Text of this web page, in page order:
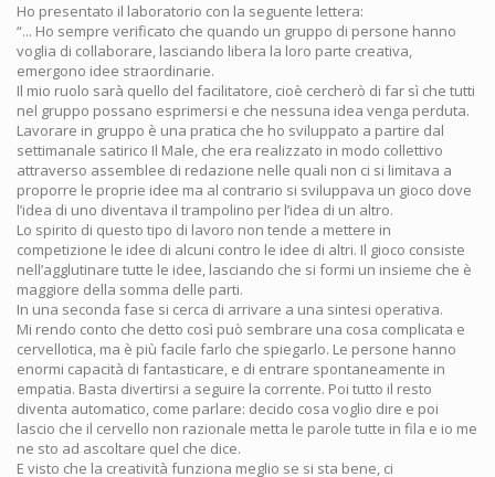
Ho presentato il laboratorio con la seguente lettera:
“... Ho sempre verificato che quando un gruppo di persone hanno
voglia di collaborare, lasciando libera la loro parte creativa,
emergono idee straordinarie.
Il mio ruolo sarà quello del facilitatore, cioè cercherò di far sì che tutti
nel gruppo possano esprimersi e che nessuna idea venga perduta.
Lavorare in gruppo è una pratica che ho sviluppato a partire dal
settimanale satirico Il Male, che era realizzato in modo collettivo
attraverso assemblee di redazione nelle quali non ci si limitava a
proporre le proprie idee ma al contrario si sviluppava un gioco dove
l’idea di uno diventava il trampolino per l’idea di un altro.
Lo spirito di questo tipo di lavoro non tende a mettere in
competizione le idee di alcuni contro le idee di altri. Il gioco consiste
nell’agglutinare tutte le idee, lasciando che si formi un insieme che è
maggiore della somma delle parti.
In una seconda fase si cerca di arrivare a una sintesi operativa.
Mi rendo conto che detto così può sembrare una cosa complicata e
cervellotica, ma è più facile farlo che spiegarlo. Le persone hanno
enormi capacità di fantasticare, e di entrare spontaneamente in
empatia. Basta divertirsi a seguire la corrente. Poi tutto il resto
diventa automatico, come parlare: decido cosa voglio dire e poi
lascio che il cervello non razionale metta le parole tutte in fila e io me
ne sto ad ascoltare quel che dice.
E visto che la creatività funziona meglio se si sta bene, ci